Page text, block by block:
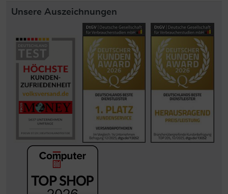
Unsere Auszeichnungen